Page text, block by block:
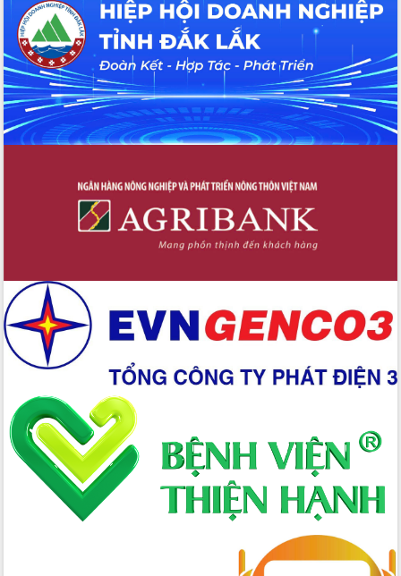
hiện nhiệm vụ quản lý tài sản công
hàng tuần
Tháo gỡ những vướng mắc, đẩy mạnh
công tác cải cách thủ tục hành chính
tại Trung tâm Phục vụ hành chính
công tỉnh
Đắk Lắk: Tôn vinh 46 giải pháp tại Hội
thi Sáng tạo Kỹ thuật 2024 - 2025
về phát triển nuôi trồng thủy sản
Phó Chủ tịch UBND tỉnh Đắk Lắk
Trương Công Thái kiểm tra thực địa
Dự án cao tốc Khánh Hòa - Buôn Ma
Định vị cà phê Việt Nam như một “di
sản sống” trong dòng chảy toàn cầu
Xây dựng nông thôn mới: Nâng cao đời
sống người dân từ những mô hình thiết
thực
Quyết liệt tháo gỡ vướng mắc, đẩy
nhanh tiến độ các dự án trọng điểm
trong Khu kinh tế Nam Phú Yên
Hòn Yến phát triển du lịch gắn với bảo
tồn biển
Lấy ý kiến điều chỉnh Quy hoạch tỉnh
Đắk Lắk thời kỳ 2021-2030, tầm nhìn
đến năm 2050